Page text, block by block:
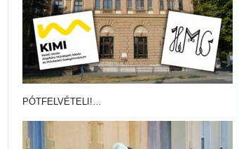
PÓTFELVÉTELI!…